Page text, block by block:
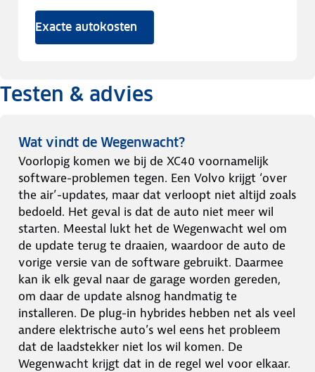
Exacte autokosten
Testen & advies
Wat vindt de Wegenwacht?
Voorlopig komen we bij de XC40 voornamelijk
software-problemen tegen. Een Volvo krijgt ‘over
the air’-updates, maar dat verloopt niet altijd zoals
bedoeld. Het geval is dat de auto niet meer wil
starten. Meestal lukt het de Wegenwacht wel om
de update terug te draaien, waardoor de auto de
vorige versie van de software gebruikt. Daarmee
kan ik elk geval naar de garage worden gereden,
om daar de update alsnog handmatig te
installeren. De plug-in hybrides hebben net als veel
andere elektrische auto’s wel eens het probleem
dat de laadstekker niet los wil komen. De
Wegenwacht krijgt dat in de regel wel voor elkaar.